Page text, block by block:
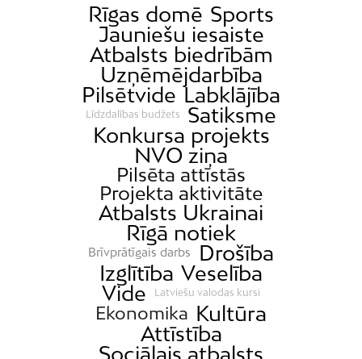
Rīgas domē Sports
Jauniešu iesaiste
Atbalsts biedrībām
Uzņēmējdarbība
Pilsētvide Labklājība
Līdzdalības budžets
Satiksme
Konkursa projekts
NVO ziņa
Pilsēta attīstās
Projekta aktivitāte
Atbalsts Ukrainai
Rīgā notiek
Brīvprātīgais darbs
Drošība
Izglītība Veselība
Vide
Latviešu valodas kursi
Ekonomika Kultūra
Attīstība
Sociālais atbalsts